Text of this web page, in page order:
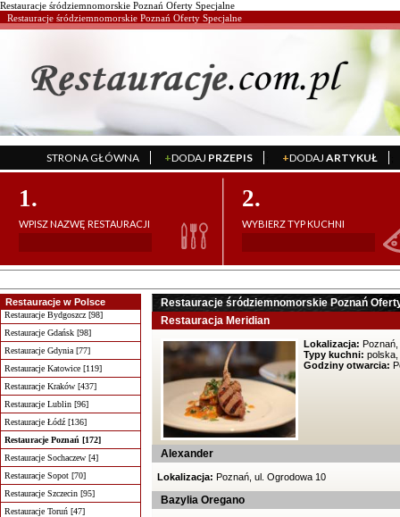
Restauracje śródziemnomorskie Poznań Oferty Specjalne
Restauracje śródziemnomorskie Poznań Oferty Specjalne
STRONA GŁÓWNA +DODAJ PRZEPIS +DODAJ ARTYKUŁ
1.
WPISZ NAZWĘ RESTAURACJI
2.
WYBIERZ TYP KUCHNI
Restauracje w Polsce
Restauracje Bydgoszcz [98]
Restauracje Gdańsk [98]
Restauracje Gdynia [77]
Restauracje Katowice [119]
Restauracje Kraków [437]
Restauracje Lublin [96]
Restauracje Łódź [136]
Restauracje Poznań [172]
Restauracje Sochaczew [4]
Restauracje Sopot [70]
Restauracje Szczecin [95]
Restauracje Toruń [47]
Restauracje śródziemnomorskie Poznań
Restauracja Meridian
Lokalizacja:
Typy kuchni:
Godziny otwarcia:
Alexander
Lokalizacja: Poznań, ul. Ogrodowa 10
Bazylia Oregano